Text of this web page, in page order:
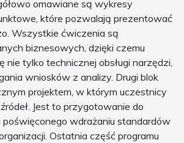
omawiane są wykresy
które pozwalają prezentować
Wszystkie ćwiczenia są
biznesowych, dzięki czemu
nie tylko technicznej obsługi narzędzi,
wniosków z analizy. Drugi blok
projektem, w którym uczestnicy
Jest to przygotowanie do
poświęconego wdrażaniu standardów
Ostatnia część programu